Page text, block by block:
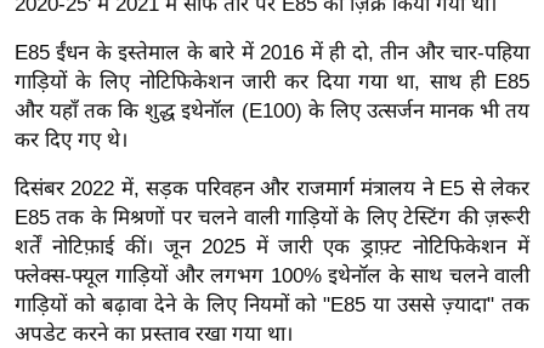
क्षा
B
r
e
a
i
n
g
N
e
2020-25' में 2021 में साफ तौर पर E85 का ज़िक्र किया गया था।
E85 ईंधन के इस्तेमाल के बारे में 2016 में ही दो, तीन और चार-पहिया
गाड़ियों के लिए नोटिफिकेशन जारी कर दिया गया था, साथ ही E85
और यहाँ तक कि शुद्ध इथेनॉल (E100) के लिए उत्सर्जन मानक भी तय
कर दिए गए थे।
दिसंबर 2022 में, सड़क परिवहन और राजमार्ग मंत्रालय ने E5 से लेकर
E85 तक के मिश्रणों पर चलने वाली गाड़ियों के लिए टेस्टिंग की ज़रूरी
शर्तें नोटिफ़ाई कीं। जून 2025 में जारी एक ड्राफ़्ट नोटिफिकेशन में
फ्लेक्स-फ्यूल गाड़ियों और लगभग 100% इथेनॉल के साथ चलने वाली
गाड़ियों को बढ़ावा देने के लिए नियमों को "E85 या उससे ज़्यादा" तक
अपडेट करने का प्रस्ताव रखा गया था।